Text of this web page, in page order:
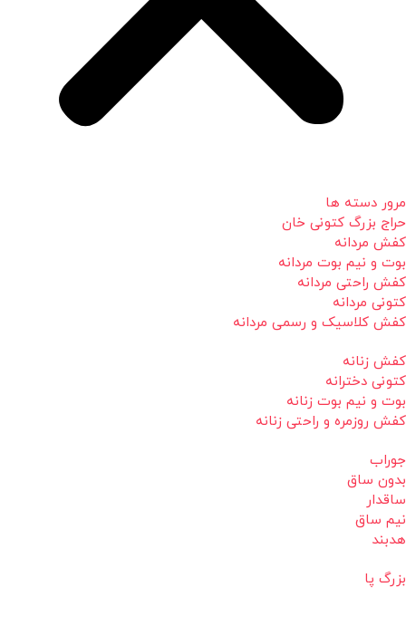
مرور دسته ها
حراج بزرگ کتونی خان
کفش مردانه
بوت و نیم بوت مردانه
کفش راحتی مردانه
کتونی مردانه
کفش کلاسیک و رسمی مردانه
کفش زنانه
کتونی دخترانه
بوت و نیم بوت زنانه
کفش روزمره و راحتی زنانه
جوراب
بدون ساق
ساقدار
نیم ساق
هدبند
بزرگ پا